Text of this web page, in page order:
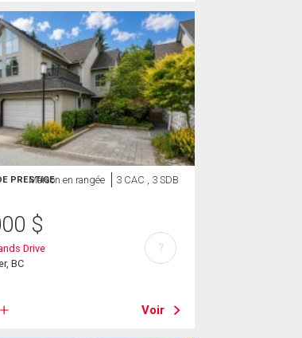
PRESTIGE
Maison en rangée 3 CAC , 3 SDB
$
Drive
BC
Voir
?